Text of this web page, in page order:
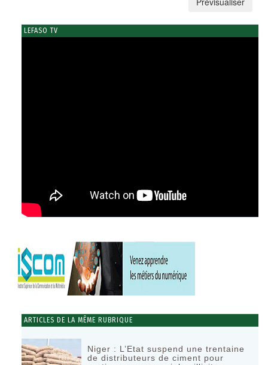
LEFASO TV
ARTICLES DE LA MÊME RUBRIQUE
Niger : L’Etat suspend une trentaine
de distributeurs de ciment pour